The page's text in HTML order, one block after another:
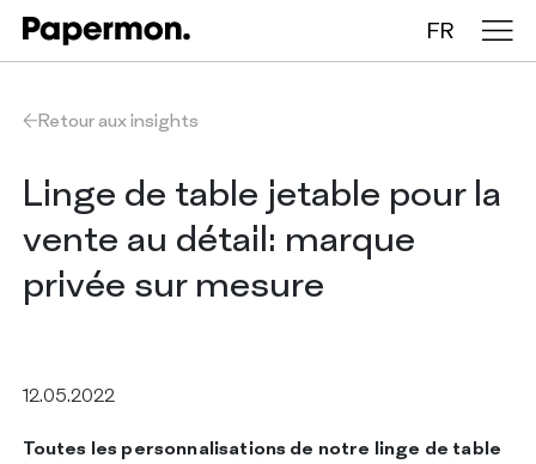
FR
Nappes en rouleau
Nappes pliées
Chemins de table
Sets de table
SERVICES
Retour aux insights
Linge de table jetable pour la
vente au détail: marque
privée sur mesure
12.05.2022
Toutes les personnalisations de notre linge de table